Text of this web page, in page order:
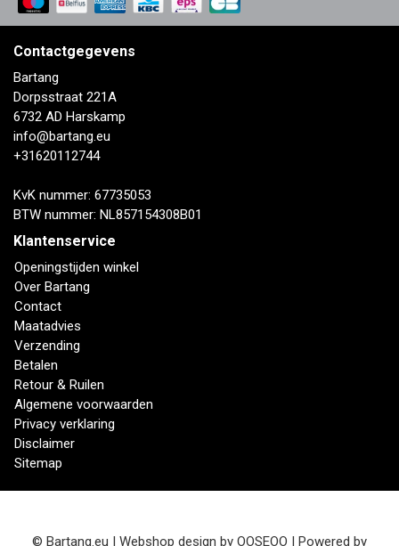
Contactgegevens
Bartang
Dorpsstraat 221A
6732 AD Harskamp
info@bartang.eu
+31620112744
KvK nummer: 67735053
BTW nummer: NL857154308B01
Klantenservice
Openingstijden winkel
Over Bartang
Contact
Maatadvies
Verzending
Betalen
Retour & Ruilen
Algemene voorwaarden
Privacy verklaring
Disclaimer
Sitemap
© Bartang.eu | Webshop design by OOSEOO | Powered by